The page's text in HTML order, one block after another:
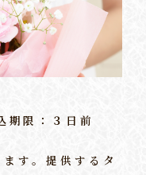
限：３日前
す。提供するタ